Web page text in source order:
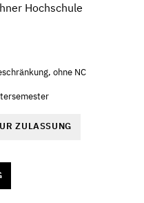
Hochschule
ohne NC
ZULASSUNG